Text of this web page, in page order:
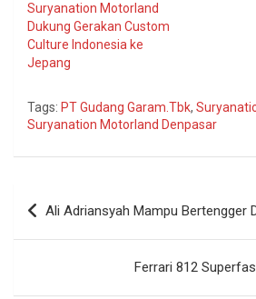
Suryanation Motorland
Dukung Gerakan Custom
Culture Indonesia ke
Jepang
Tags: PT Gudang Garam.Tbk,
Suryanation Motorland Denpasar
Navigasi
pos
Ali Adriansyah Mampu Bertengger
Ferrari 812